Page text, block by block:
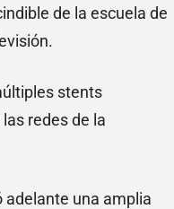
de la escuela de
stents
redes de la
adelante una amplia